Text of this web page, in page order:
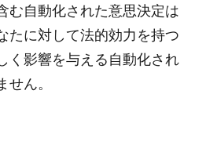
む自動化された意思決定は
たに対して法的効力を持つ
く影響を与える自動化され
ん。